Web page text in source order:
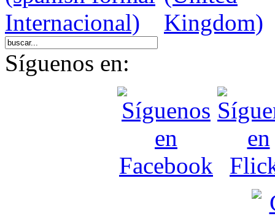
Síguenos en: